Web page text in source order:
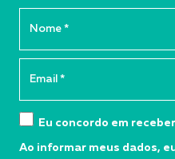
Eu concordo em
Ao informar meus dados,